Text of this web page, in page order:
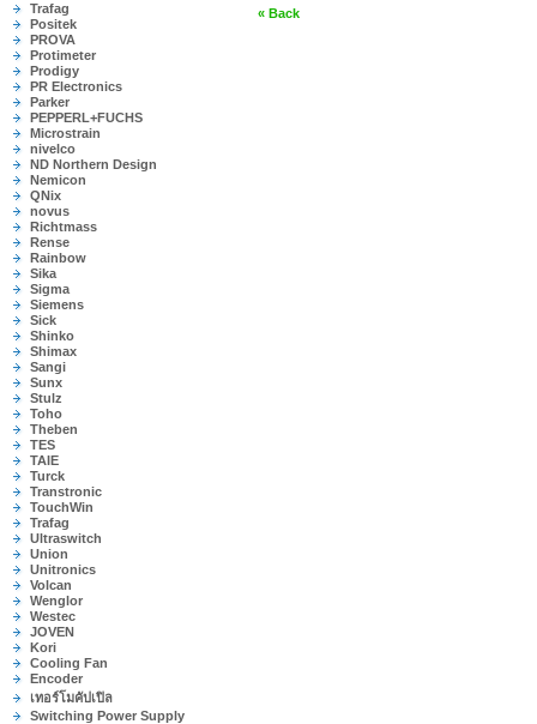
Trafag
Positek
PROVA
Protimeter
Prodigy
PR Electronics
Parker
PEPPERL+FUCHS
Microstrain
nivelco
ND Northern Design
Nemicon
QNix
novus
Richtmass
Rense
Rainbow
Sika
Sigma
Siemens
Sick
Shinko
Shimax
Sangi
Sunx
Stulz
Toho
Theben
TES
TAIE
Turck
Transtronic
TouchWin
Trafag
Ultraswitch
Union
Unitronics
Volcan
Wenglor
Westec
JOVEN
Kori
Cooling Fan
Encoder
เทอร์โมคัปเปิล
Switching Power Supply
« Back